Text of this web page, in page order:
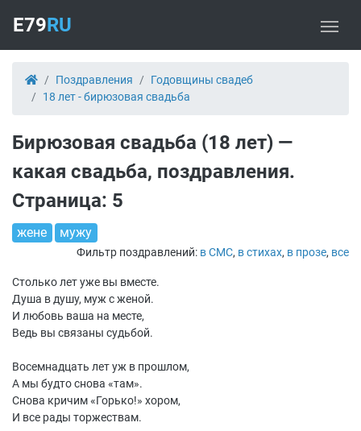
E79RU
Поздравления
Годовщины свадеб
18 лет - бирюзовая свадьба
Бирюзовая свадьба (18 лет) —
какая свадьба, поздравления.
Страница: 5
жене мужу
Фильтр поздравлений: в СМС, в стихах, в прозе, все
Столько лет уже вы вместе.
Душа в душу, муж с женой.
И любовь ваша на месте,
Ведь вы связаны судьбой.
Восемнадцать лет уж в прошлом,
А мы будто снова «там».
Снова кричим «Горько!» хором,
И все рады торжествам.